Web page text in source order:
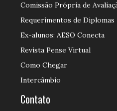
Comissão Própria de
Requerimentos de Diplomas
Ex-alunos: AESO Conecta
Revista Pense Virtual
Como Chegar
Intercâmbio
Contato